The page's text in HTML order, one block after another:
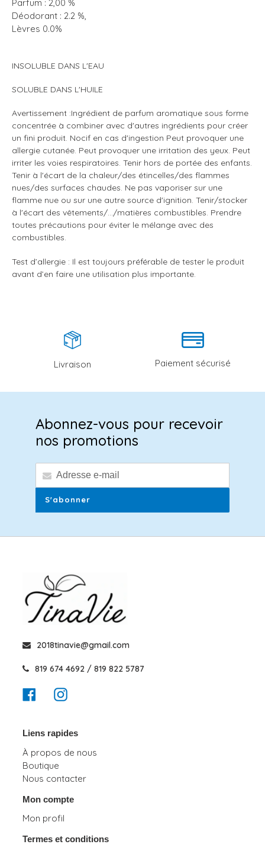
Parfum : 2,00 %
Déodorant : 2.2 %,
Lèvres 0.0%
INSOLUBLE DANS L'EAU
SOLUBLE DANS L'HUILE
Avertissement :Ingrédient de parfum aromatique sous forme
concentrée à combiner avec d'autres ingrédients pour créer
un fini produit. Nocif en cas d'ingestion Peut provoquer une
allergie cutanée. Peut provoquer une irritation des yeux. Peut
irriter les voies respiratoires. Tenir hors de portée des enfants.
Tenir à l'écart de la chaleur/des étincelles/des flammes
nues/des surfaces chaudes. Ne pas vaporiser sur une
flamme nue ou sur une autre source d'ignition. Tenir/stocker
à l'écart des vêtements/.../matières combustibles. Prendre
toutes précautions pour éviter le mélange avec des
combustibles.
Test d’allergie : Il est toujours préférable de tester le produit
avant d’en faire une utilisation plus importante.
Livraison Paiement sécurisé
Abonnez-vous pour recevoir
nos promotions
S'abonner
2018tinavie@gmail.com
819 674 4692 / 819 822 5787
FacebookInstagram
Liens rapides
À propos de nous
Boutique
Nous contacter
Mon compte
Mon profil
Termes et conditions